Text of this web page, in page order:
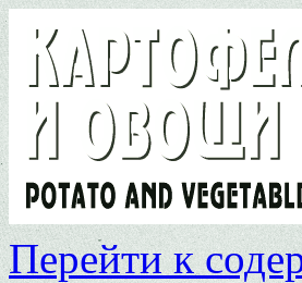
Перейти к